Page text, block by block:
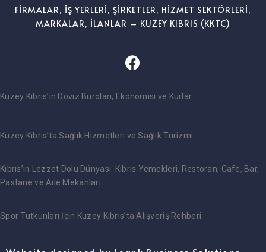
FİRMALAR, İŞ YERLERİ, ŞİRKETLER, HİZMET SEKTÖRLERİ,
MARKALAR, İLANLAR – KUZEY KIBRIS (KKTC)
Kuzey Kıbrıs’ın Döviz Büroları, Ekonomisi ve Kurlar
Kuzey Kıbrıs’ta Sağlık Hizmetleri ve Sağlık Turizmi
Kıbrıs’ın Lezzet Dolu Dünyası: Kıbrıs Yemekleri, Restoran, Cafe, Bar,
Pastane ve Aile Mekanları
Spor Tutkunları İçin Kuzey Kıbrıs’ta Alışveriş Rehberi